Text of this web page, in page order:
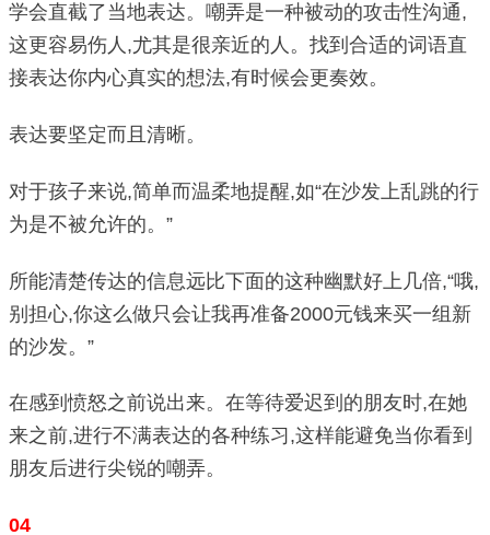
学会直截了当地表达。嘲弄是一种被动的攻击性沟通,
这更容易伤人,尤其是很亲近的人。找到合适的词语直
接表达你内心真实的想法,有时候会更奏效。
表达要坚定而且清晰。
对于孩子来说,简单而温柔地提醒,如“在沙发上乱跳的行
为是不被允许的。”
所能清楚传达的信息远比下面的这种幽默好上几倍,“哦,
别担心,你这么做只会让我再准备2000元钱来买一组新
的沙发。”
在感到愤怒之前说出来。在等待爱迟到的朋友时,在她
来之前,进行不满表达的各种练习,这样能避免当你看到
朋友后进行尖锐的嘲弄。
04